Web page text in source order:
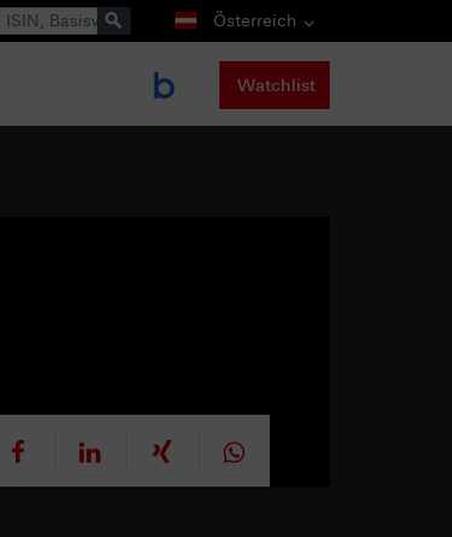
Österreich
Watchlist
mitteilen